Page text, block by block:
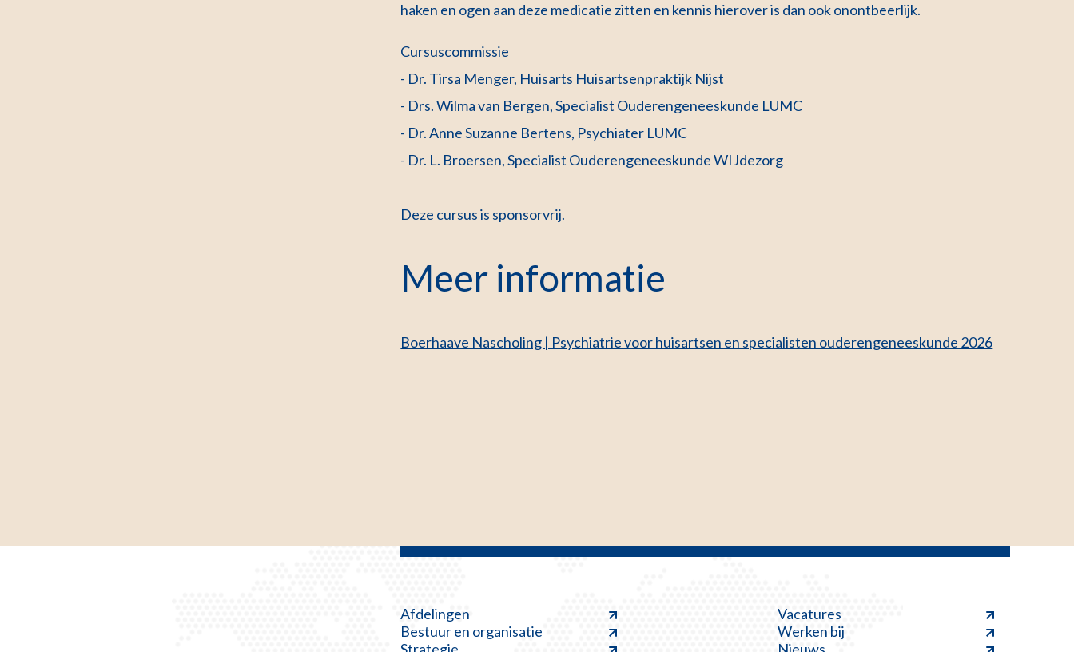
haken en ogen aan deze medicatie zitten en kennis hierover is dan ook onontbeerlijk.
Cursuscommissie
- Dr. Tirsa Menger, Huisarts Huisartsenpraktijk Nijst
- Drs. Wilma van Bergen, Specialist Ouderengeneeskunde LUMC
- Dr. Anne Suzanne Bertens, Psychiater LUMC
- Dr. L. Broersen, Specialist Ouderengeneeskunde WIJdezorg
Deze cursus is sponsorvrij.
Meer informatie
Boerhaave Nascholing | Psychiatrie voor huisartsen en specialisten ouderengeneeskunde 2026
Afdelingen
Bestuur en organisatie
Vacatures
Werken bij